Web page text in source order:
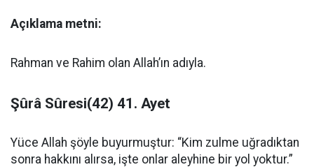
Açıklama metni:
Rahman ve Rahim olan Allah’ın adıyla.
Şûrâ Sûresi(42) 41. Ayet
Yüce Allah şöyle buyurmuştur: “Kim zulme uğradıktan
sonra hakkını alırsa, işte onlar aleyhine bir yol yoktur.”